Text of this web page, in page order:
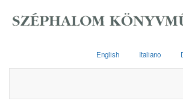
English Italiano